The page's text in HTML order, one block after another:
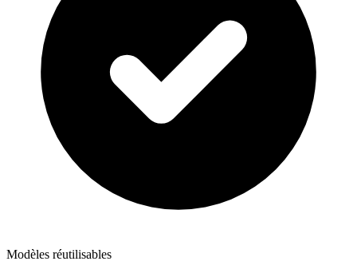
Modèles réutilisables